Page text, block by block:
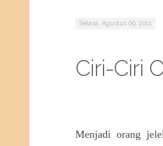
Selasa, Agustus 09, 2011
Ciri-Ciri
Menjadi orang